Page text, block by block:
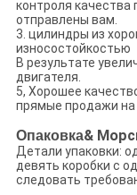
контроля качества
отправлены вам.
3. цилиндры из
износостойкостью
В результате
двигателя.
5, Хорошее
прямые продажи на
Опаковка&
Детали упаковки:
девять коробки с
следовать